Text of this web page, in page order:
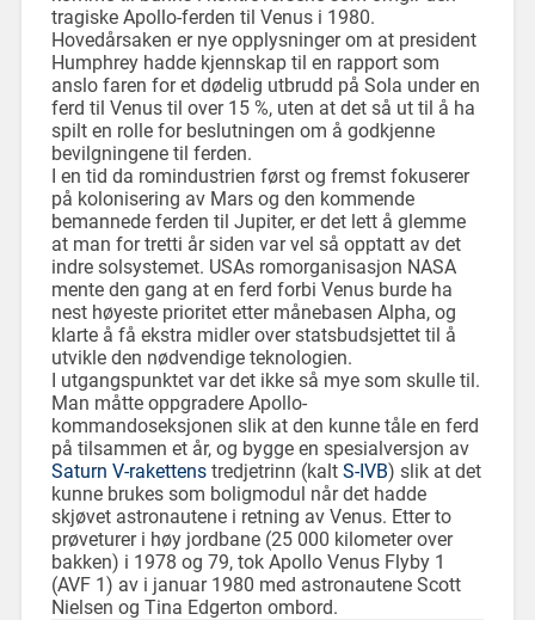
tragiske Apollo-ferden til Venus i 1980.
Hovedårsaken er nye opplysninger om at president
Humphrey hadde kjennskap til en rapport som
anslo faren for et dødelig utbrudd på Sola under en
ferd til Venus til over 15 %, uten at det så ut til å ha
spilt en rolle for beslutningen om å godkjenne
bevilgningene til ferden.
I en tid da romindustrien først og fremst fokuserer
på kolonisering av Mars og den kommende
bemannede ferden til Jupiter, er det lett å glemme
at man for tretti år siden var vel så opptatt av det
indre solsystemet. USAs romorganisasjon NASA
mente den gang at en ferd forbi Venus burde ha
nest høyeste prioritet etter månebasen Alpha, og
klarte å få ekstra midler over statsbudsjettet til å
utvikle den nødvendige teknologien.
I utgangspunktet var det ikke så mye som skulle til.
Man måtte oppgradere Apollo-
kommandoseksjonen slik at den kunne tåle en ferd
på tilsammen et år, og bygge en spesialversjon av
Saturn V-rakettenstredjetrinn (kalt S-IVB) slik at det
kunne brukes som boligmodul når det hadde
skjøvet astronautene i retning av Venus. Etter to
prøveturer i høy jordbane (25 000 kilometer over
bakken) i 1978 og 79, tok Apollo Venus Flyby 1
(AVF 1) av i januar 1980 med astronautene Scott
Nielsen og Tina Edgerton ombord.